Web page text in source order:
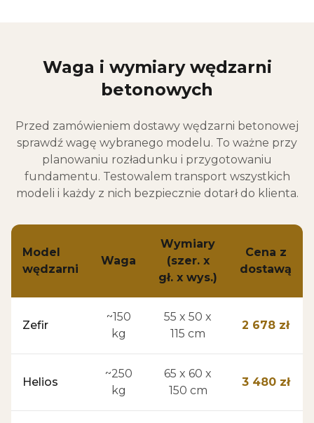
Waga i wymiary wędzarni
betonowych
Przed zamówieniem dostawy wędzarni betonowej
sprawdź wagę wybranego modelu. To ważne przy
planowaniu rozładunku i przygotowaniu
fundamentu. Testowalem transport wszystkich
modeli i każdy z nich bezpiecznie dotarł do klienta.
Model
wędzarni
Waga
Wymiary
(szer. x
gł. x wys.)
Cena z
dostawą
Zefir
~150
kg
55 x 50 x
115 cm
2 678 zł
Helios
~250
kg
65 x 60 x
150 cm
3 480 zł